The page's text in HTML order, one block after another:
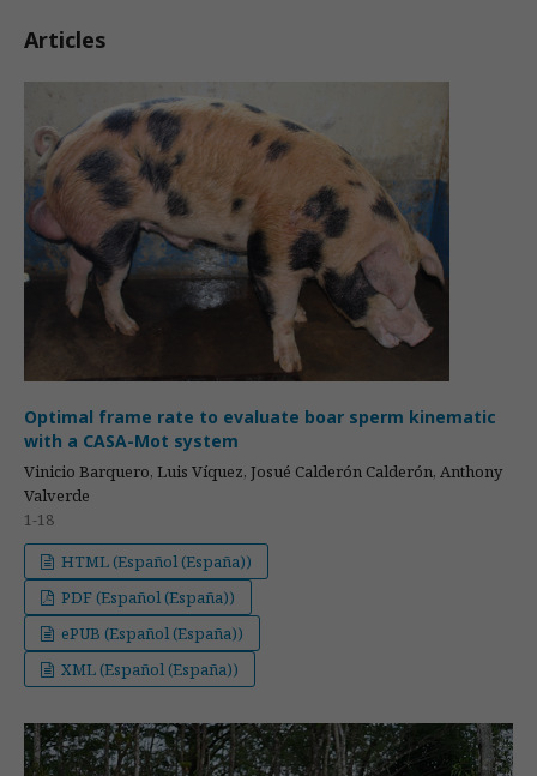
Articles
Optimal frame rate to evaluate boar sperm kinematic
with a CASA-Mot system
Vinicio Barquero, Luis Víquez, Josué Calderón Calderón, Anthony
Valverde
1-18
HTML (Español (España))
PDF (Español (España))
ePUB (Español (España))
XML (Español (España))